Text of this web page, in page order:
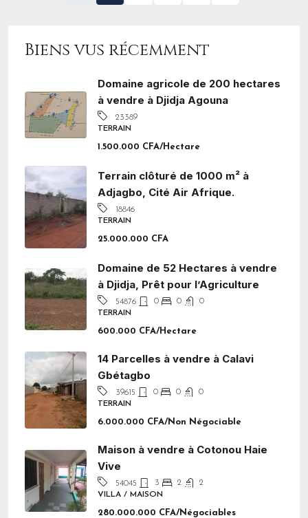
Biens vus récemment
Domaine agricole de 200 hectares
à vendre à Djidja Agouna
23389
TERRAIN
1.500.000 CFA/Hectare
Terrain clôturé de 1000 m² à
Adjagbo, Cité Air Afrique.
18846
TERRAIN
25.000.000 CFA
Domaine de 52 Hectares à vendre
à Djidja, Prêt pour l’Agriculture
54876 0 0
0
TERRAIN
600.000 CFA/Hectare
14 Parcelles à vendre à Calavi
Gbétagbo
39615 0 0
0
TERRAIN
6.000.000 CFA/Non Négociable
Maison à vendre à Cotonou Haie
Vive
54045 3 2
2
VILLA / MAISON
280.000.000 CFA/Négociables